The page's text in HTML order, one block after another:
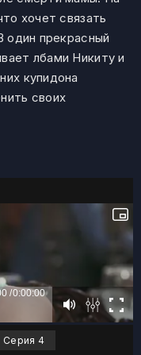
хочет связать
один прекрасный
лбами Никиту и
купидона
своих
Серия 4